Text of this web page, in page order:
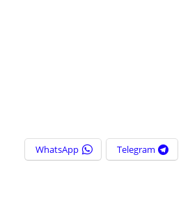
Telegram
WhatsApp